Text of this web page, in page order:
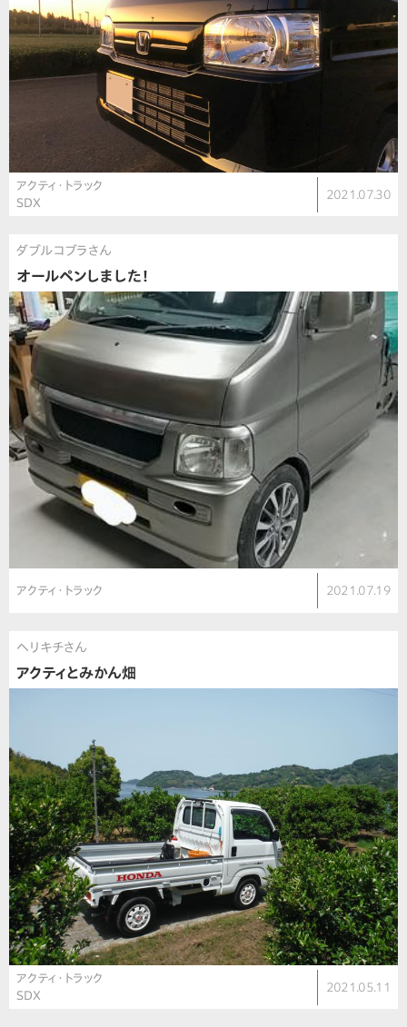
アクティ・トラック
SDX
2021.07.30
ダブルコブラさん
オールペンしました！
アクティ・トラック 2021.07.19
ヘリキチさん
アクティとみかん畑
アクティ・トラック
SDX
2021.05.11